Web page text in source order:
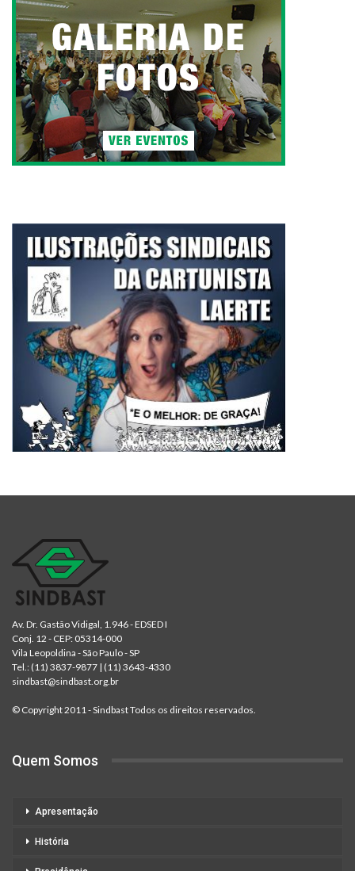
Av. Dr. Gastão Vidigal, 1.946 - EDSED I
Conj. 12 - CEP: 05314-000
Vila Leopoldina - São Paulo - SP
Tel.: (11) 3837-9877 | (11) 3643-4330
sindbast@sindbast.org.br
© Copyright 2011 - Sindbast Todos os direitos reservados.
Quem Somos
Apresentação
História